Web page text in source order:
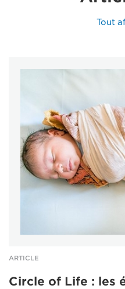
Tout
ARTICLE
Circle of Life : les